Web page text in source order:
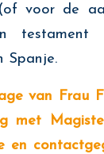
voor de
testament
Spanje.
van Frau
met
en